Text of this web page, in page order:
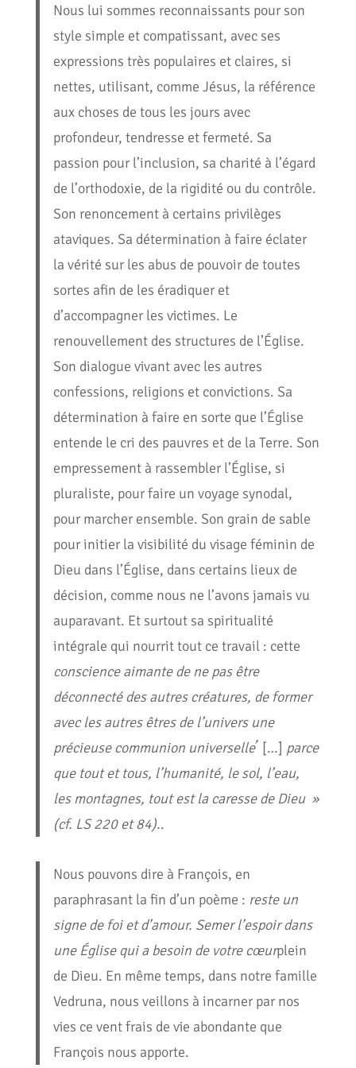
Nous lui sommes reconnaissants pour son
style simple et compatissant, avec ses
expressions très populaires et claires, si
nettes, utilisant, comme Jésus, la référence
aux choses de tous les jours avec
profondeur, tendresse et fermeté. Sa
passion pour l’inclusion, sa charité à l’égard
de l’orthodoxie, de la rigidité ou du contrôle.
Son renoncement à certains privilèges
ataviques. Sa détermination à faire éclater
la vérité sur les abus de pouvoir de toutes
sortes afin de les éradiquer et
d’accompagner les victimes. Le
renouvellement des structures de l’Église.
Son dialogue vivant avec les autres
confessions, religions et convictions. Sa
détermination à faire en sorte que l’Église
entende le cri des pauvres et de la Terre. Son
empressement à rassembler l’Église, si
pluraliste, pour faire un voyage synodal,
pour marcher ensemble. Son grain de sable
pour initier la visibilité du visage féminin de
Dieu dans l’Église, dans certains lieux de
décision, comme nous ne l’avons jamais vu
auparavant. Et surtout sa spiritualité
intégrale qui nourrit tout ce travail : cette
conscience aimante de ne pas être
déconnecté des autres créatures, de former
avec les autres êtres de l’univers une
précieuse communion universelle
,
[…] parce
que tout et tous, l’humanité, le sol, l’eau,
les montagnes, tout est la caresse de Dieu »
(cf. LS 220 et 84)..
Nous pouvons dire à François, en
paraphrasant la fin d’un poème : reste un
signe de foi et d’amour. Semer l’espoir dans
une Église qui a besoin de votre cœurplein
de Dieu. En même temps, dans notre famille
Vedruna, nous veillons à incarner par nos
vies ce vent frais de vie abondante que
François nous apporte.